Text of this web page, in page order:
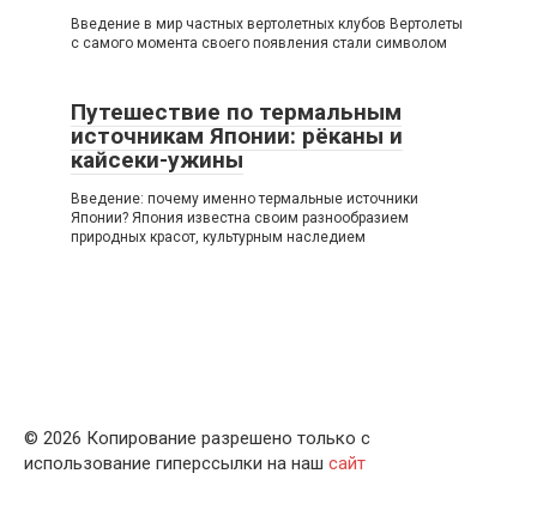
Введение в мир частных вертолетных клубов Вертолеты
с самого момента своего появления стали символом
Путешествие по термальным
источникам Японии: рёканы и
кайсеки-ужины
Введение: почему именно термальные источники
Японии? Япония известна своим разнообразием
природных красот, культурным наследием
© 2026 Копирование разрешено только с
использование гиперссылки на наш сайт